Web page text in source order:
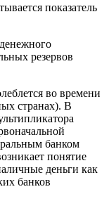
показатель
резервов
во времени
странах). В
банком
понятие
деньги как
банков